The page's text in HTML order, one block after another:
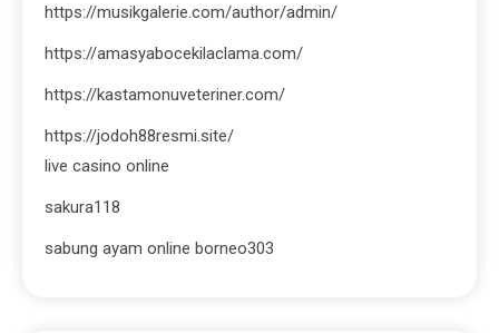
https://musikgalerie.com/author/admin/
https://amasyabocekilaclama.com/
https://kastamonuveteriner.com/
https://jodoh88resmi.site/
live casino online
sakura118
sabung ayam online borneo303